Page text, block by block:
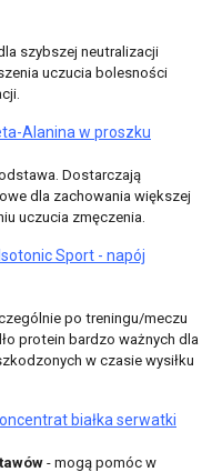
szybszej neutralizacji
uczucia bolesności
Alanina w proszku
Dostarczają
dla zachowania większej
uczucia zmęczenia.
Sport - napój
po treningu/meczu
protein bardzo ważnych dla
w czasie wysiłku
białka serwatki
- mogą pomóc w